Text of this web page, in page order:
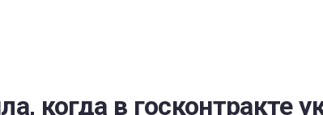
когда в госконтракте